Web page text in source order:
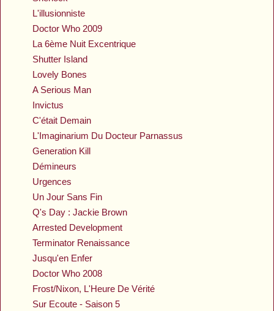
L'illusionniste
Doctor Who 2009
La 6ème Nuit Excentrique
Shutter Island
Lovely Bones
A Serious Man
Invictus
C'était Demain
L'Imaginarium Du Docteur Parnassus
Generation Kill
Démineurs
Urgences
Un Jour Sans Fin
Q's Day : Jackie Brown
Arrested Development
Terminator Renaissance
Jusqu'en Enfer
Doctor Who 2008
Frost/Nixon, L'Heure De Vérité
Sur Ecoute - Saison 5